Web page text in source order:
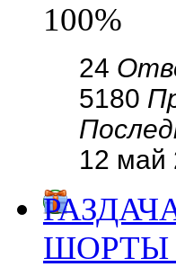
100%
24
5180
12 май
ШОРТЫ